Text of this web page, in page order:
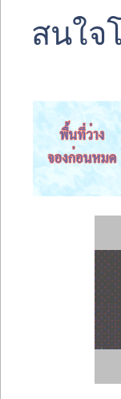
สนใจ